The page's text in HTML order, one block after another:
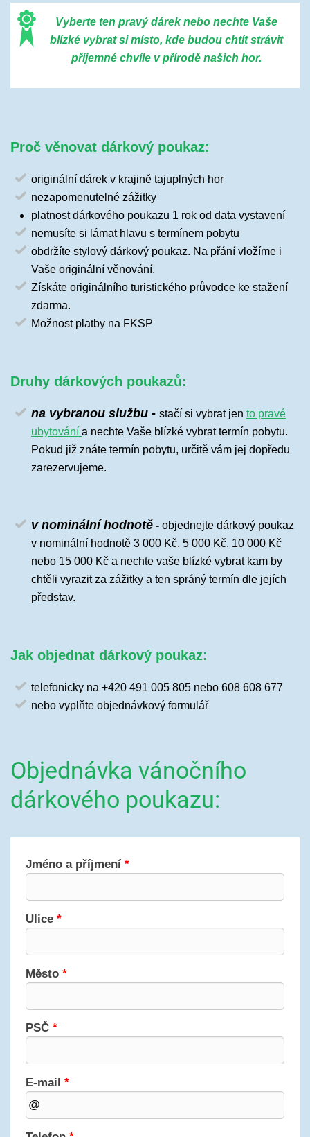
Vyberte ten pravý dárek nebo nechte Vaše
blízké vybrat si místo, kde budou chtít strávit
příjemné chvíle v přírodě našich hor.
Proč věnovat dárkový poukaz:
originální dárek v krajině tajuplných hor
nezapomenutelné zážitky
platnost dárkového poukazu 1 rok od data vystavení
nemusíte si lámat hlavu s termínem pobytu
obdržíte stylový dárkový poukaz. Na přání vložíme i
Vaše originální věnování.
Získáte originálního turistického průvodce ke stažení
zdarma.
Možnost platby na FKSP
Druhy dárkových poukazů:
na vybranou službu- stačí si vybrat jen to pravé
ubytování a nechte Vaše blízké vybrat termín pobytu.
Pokud již znáte termín pobytu, určitě vám jej dopředu
zarezervujeme.
v nominální hodnotě -objednejte dárkový poukaz
v nominální hodnotě 3 000 Kč, 5 000 Kč, 10 000 Kč
nebo 15 000 Kč a nechte vaše blízké vybrat kam by
chtěli vyrazit za zážitky a ten spráný termín dle jejích
představ.
Jak objednat dárkový poukaz:
telefonicky na +420 491 005 805 nebo 608 608 677
nebo vyplňte objednávkový formulář
Objednávka vánočního
dárkového poukazu: